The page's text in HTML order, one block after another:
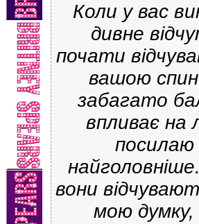
Коли у вас
дивне
почати
вашою
забагато
впливає на
посилаю
вони
мою думку,